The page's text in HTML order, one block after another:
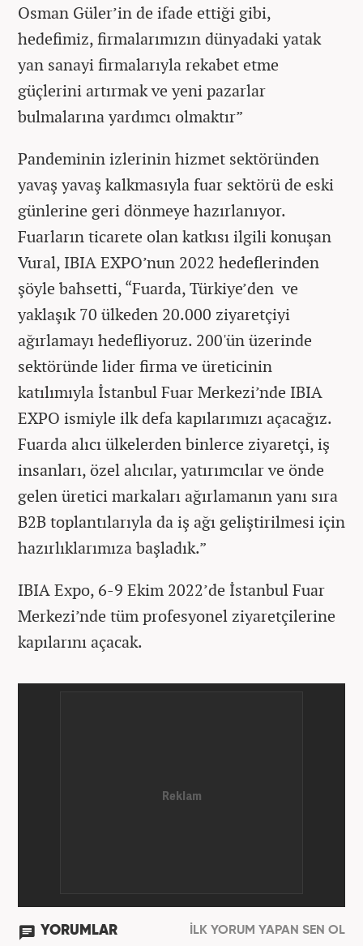
Osman Güler’in de ifade ettiği gibi,
hedefimiz, firmalarımızın dünyadaki yatak
yan sanayi firmalarıyla rekabet etme
güçlerini artırmak ve yeni pazarlar
bulmalarına yardımcı olmaktır”
Pandeminin izlerinin hizmet sektöründen
yavaş yavaş kalkmasıyla fuar sektörü de eski
günlerine geri dönmeye hazırlanıyor.
Fuarların ticarete olan katkısı ilgili konuşan
Vural, IBIA EXPO’nun 2022 hedeflerinden
şöyle bahsetti, “Fuarda, Türkiye’den ve
yaklaşık 70 ülkeden 20.000 ziyaretçiyi
ağırlamayı hedefliyoruz. 200'ün üzerinde
sektöründe lider firma ve üreticinin
katılımıyla İstanbul Fuar Merkezi’nde IBIA
EXPO ismiyle ilk defa kapılarımızı açacağız.
Fuarda alıcı ülkelerden binlerce ziyaretçi, iş
insanları, özel alıcılar, yatırımcılar ve önde
gelen üretici markaları ağırlamanın yanı sıra
B2B toplantılarıyla da iş ağı geliştirilmesi için
hazırlıklarımıza başladık.”
IBIA Expo, 6-9 Ekim 2022’de İstanbul Fuar
Merkezi’nde tüm profesyonel ziyaretçilerine
kapılarını açacak.
YORUMLAR İLK YORUM YAPAN SEN OL